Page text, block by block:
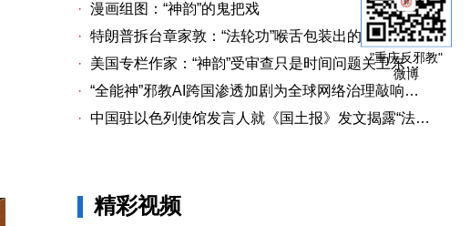
"重庆反邪教"
微博
· 漫画组图：“神韵”的鬼把戏
· 特朗普拆台章家敦：“法轮功”喉舌包装出的“中国专家”
·
美国专栏作家：“神韵”受审查只是时间问题关卫东认罪牵出与《大纪元时报》资金链条
· “全能神”邪教AI跨国渗透加剧为全球网络治理敲响警钟
· 中国驻以色列使馆发言人就《国土报》发文揭露“法轮功”邪教本质答记者问
精彩视频